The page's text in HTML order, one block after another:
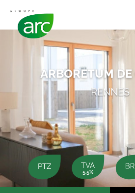
ARBORETUM
RENNES
PTZ TVA
5,5%